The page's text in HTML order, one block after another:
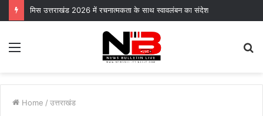
मिस उत्तराखंड 2026 में रचनात्मकता के साथ स्वावलंबन का संदेश
Menu
Home / उत्तराखंड